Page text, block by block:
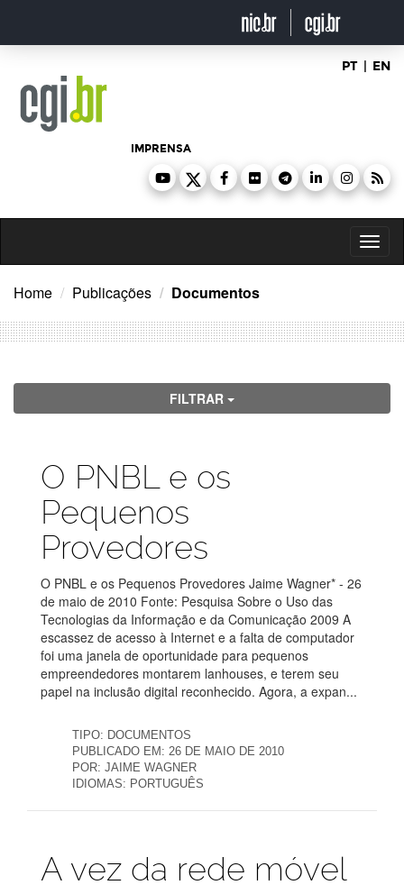
o
PT | EN
IMPRENSA
Home Publicações Documentos
FILTRAR
Publicações
O PNBL e os
Pequenos
Provedores
O PNBL e os Pequenos Provedores Jaime Wagner* - 26
de maio de 2010 Fonte: Pesquisa Sobre o Uso das
Tecnologias da Informação e da Comunicação 2009 A
escassez de acesso à Internet e a falta de computador
foi uma janela de oportunidade para pequenos
empreendedores montarem lanhouses, e terem seu
papel na inclusão digital reconhecido. Agora, a expan...
TIPO: DOCUMENTOS
PUBLICADO EM: 26 DE MAIO DE 2010
POR: JAIME WAGNER
IDIOMAS: PORTUGUÊS
Publicações
A vez da rede móvel